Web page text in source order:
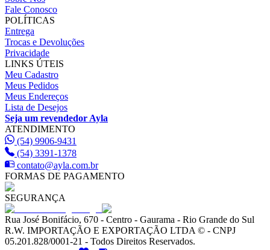
Fale Conosco
POLÍTICAS
Entrega
Trocas e Devoluções
Privacidade
LINKS ÚTEIS
Meu Cadastro
Meus Pedidos
Meus Endereços
Lista de Desejos
Seja um revendedor Ayla
ATENDIMENTO
(54) 9906-9431
(54) 3391-1378
contato@ayla.com.br
FORMAS DE PAGAMENTO
SEGURANÇA
Rua José Bonifácio, 670 - Centro - Gaurama - Rio Grande do Sul
R.W. IMPORTAÇÃO E EXPORTAÇÃO LTDA © - CNPJ
05.201.828/0001-21 - Todos Direitos Reservados.